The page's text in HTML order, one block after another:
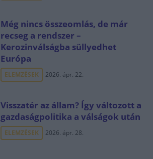
Még nincs összeomlás, de már
recseg a rendszer –
Kerozinválságba süllyedhet
Európa
ELEMZÉSEK 2026. ápr. 22.
Visszatér az állam? Így változott a
gazdaságpolitika a válságok után
ELEMZÉSEK 2026. ápr. 28.